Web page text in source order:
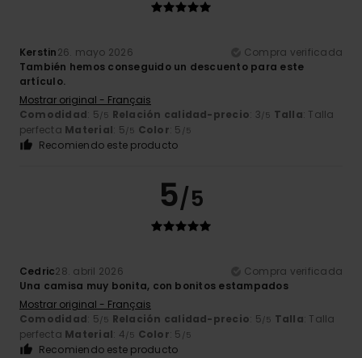
Kerstin26. mayo 2026
Compra verificada
También hemos conseguido un descuento para este
artículo.
Mostrar original - Français
Comodidad: 5/5 Relación calidad-precio: 3/5 Talla: Talla
perfecta Material: 5/5 Color: 5 /5
Recomiendo este producto
5/5
Cedric28. abril 2026
Compra verificada
Una camisa muy bonita, con bonitos estampados
Mostrar original - Français
Comodidad: 5/5 Relación calidad-precio: 5/5 Talla: Talla
perfecta Material: 4/5 Color: 5 /5
Recomiendo este producto